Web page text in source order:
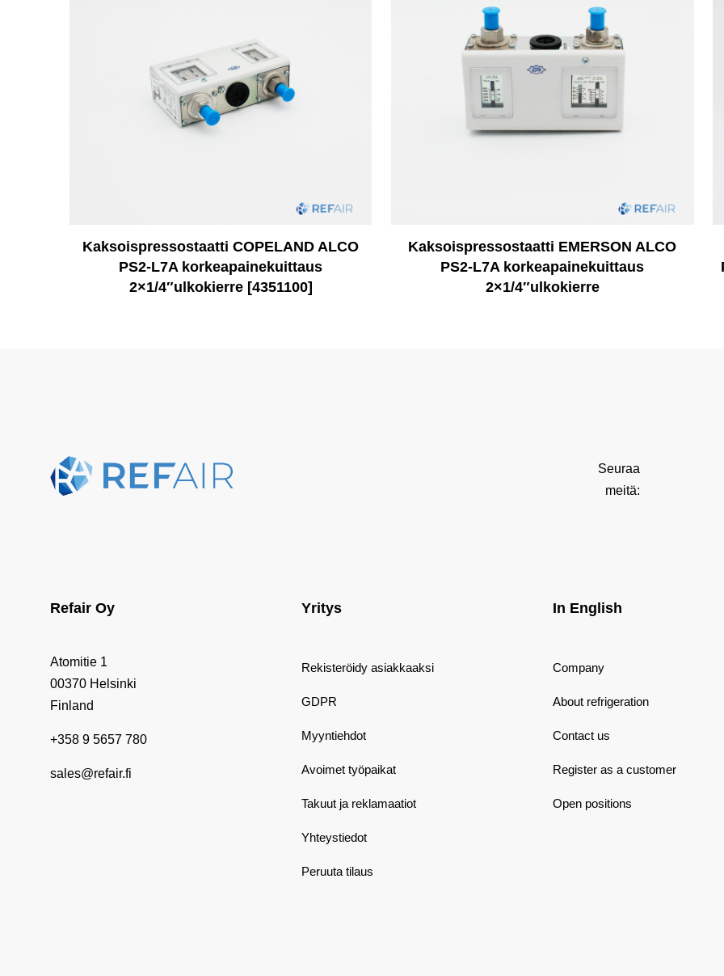
Kaksoispressostaatti COPELAND ALCO
PS2-L7A korkeapainekuittaus
2×1/4″ulkokierre [4351100]
Kaksoispressostaatti EMERSON ALCO
PS2-L7A korkeapainekuittaus
2×1/4″ulkokierre
Seuraa
meitä:
Refair Oy
Atomitie 1
00370 Helsinki
Finland
+358 9 5657 780
sales@refair.fi
Yritys
Rekisteröidy asiakkaaksi
GDPR
Myyntiehdot
Avoimet työpaikat
Takuut ja reklamaatiot
Yhteystiedot
Peruuta tilaus
In English
Company
About refrigeration
Contact us
Register as a customer
Open positions